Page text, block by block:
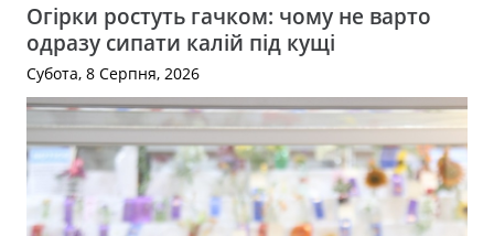
Огірки ростуть гачком: чому не варто
одразу сипати калій під кущі
Субота, 8 Серпня, 2026